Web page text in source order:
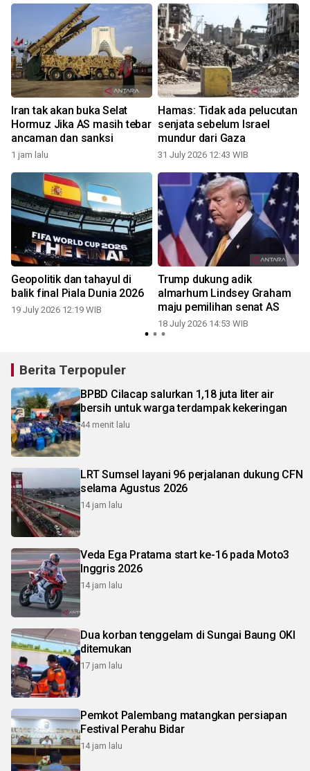
Iran tak akan buka Selat
Hormuz Jika AS masih tebar
ancaman dan sanksi
1 jam lalu
Hamas: Tidak ada pelucutan
senjata sebelum Israel
mundur dari Gaza
31 July 2026 12:43 WIB
Geopolitik dan tahayul di
balik final Piala Dunia 2026
19 July 2026 12:19 WIB
Trump dukung adik
almarhum Lindsey Graham
maju pemilihan senat AS
18 July 2026 14:53 WIB
Berita Terpopuler
BPBD Cilacap salurkan 1,18 juta liter air
bersih untuk warga terdampak kekeringan
44 menit lalu
LRT Sumsel layani 96 perjalanan dukung CFN
selama Agustus 2026
14 jam lalu
Veda Ega Pratama start ke-16 pada Moto3
Inggris 2026
14 jam lalu
Dua korban tenggelam di Sungai Baung OKI
ditemukan
17 jam lalu
Pemkot Palembang matangkan persiapan
Festival Perahu Bidar
14 jam lalu